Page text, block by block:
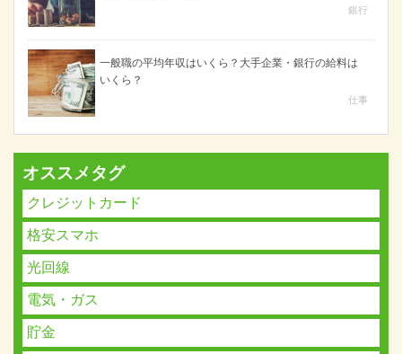
銀行
一般職の平均年収はいくら？大手企業・銀行の給料は
いくら？
仕事
オススメタグ
クレジットカード
格安スマホ
光回線
電気・ガス
貯金